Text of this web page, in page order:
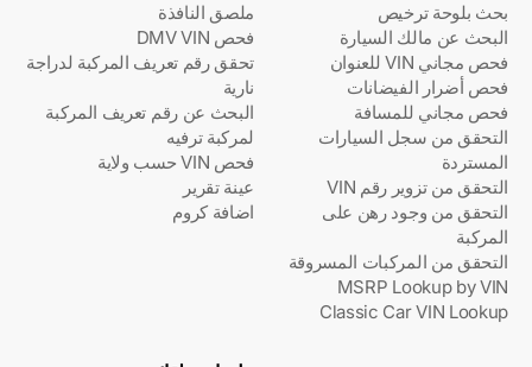
ملصق النافذة
فحص DMV VIN
تحقق رقم تعريف المركبة لدراجة
نارية
البحث عن رقم تعريف المركبة
لمركبة ترفيه
فحص VIN حسب ولاية
عينة تقرير
اضافة كروم
بحث بلوحة ترخيص
البحث عن مالك السيارة
فحص مجاني VIN للعنوان
فحص أضرار الفيضانات
فحص مجاني للمسافة
التحقق من سجل السيارات
المستردة
التحقق من تزوير رقم VIN
التحقق من وجود رهن على
المركبة
التحقق من المركبات المسروقة
MSRP Lookup by VIN
Classic Car VIN Lookup